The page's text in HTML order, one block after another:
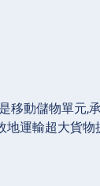
動儲物單元,
運輸超大貨物